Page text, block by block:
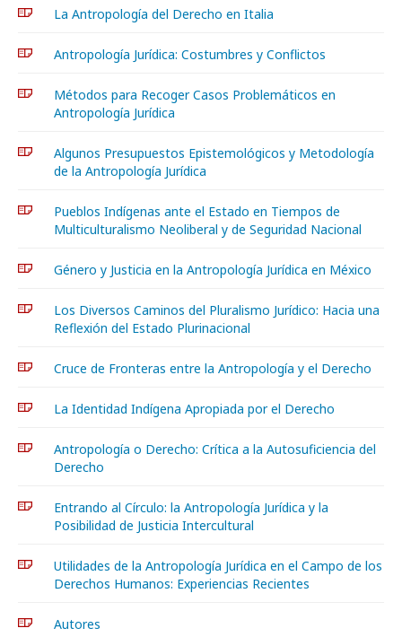
La Antropología del Derecho en Italia
Antropología Jurídica: Costumbres y Conflictos
Métodos para Recoger Casos Problemáticos en
Antropología Jurídica
Algunos Presupuestos Epistemológicos y Metodología
de la Antropología Jurídica
Pueblos Indígenas ante el Estado en Tiempos de
Multiculturalismo Neoliberal y de Seguridad Nacional
Género y Justicia en la Antropología Jurídica en México
Los Diversos Caminos del Pluralismo Jurídico: Hacia una
Reflexión del Estado Plurinacional
Cruce de Fronteras entre la Antropología y el Derecho
La Identidad Indígena Apropiada por el Derecho
Antropología o Derecho: Crítica a la Autosuficiencia del
Derecho
Entrando al Círculo: la Antropología Jurídica y la
Posibilidad de Justicia Intercultural
Utilidades de la Antropología Jurídica en el Campo de los
Derechos Humanos: Experiencias Recientes
Autores